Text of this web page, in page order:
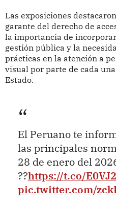
Las exposiciones
garante del derecho de
la importancia de
gestión pública y la
prácticas en la atención a
visual por parte de cada
Estado.
El Peruano te
las principales
28 de enero del
??https://t.co/
pic.twitter.com/